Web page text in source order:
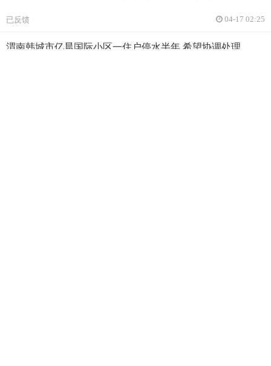
已反馈 04-17 02:25
渭南韩城市亿晨国际小区一住户停水半年 希望协调处理